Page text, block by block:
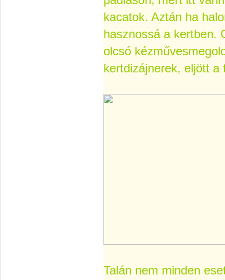
kacatok. Aztán ha
hasznossá a kertben.
olcsó
kertdizájnerek, eljött a
Talán nem minden